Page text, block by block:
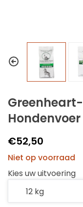
€52,50
Niet op voorraad
Kies uw uitvoering